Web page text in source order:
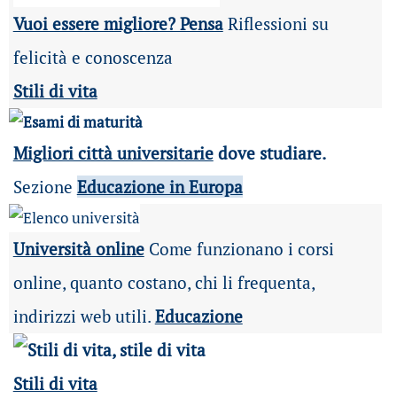
Vuoi essere migliore? PensaRiflessioni su
felicità e conoscenza
Stili di vita
Migliori città universitariedove studiare.
Sezione Educazione in Europa
Università online Come funzionano i corsi
online, quanto costano, chi li frequenta,
indirizzi web utili. Educazione
Stili di vita